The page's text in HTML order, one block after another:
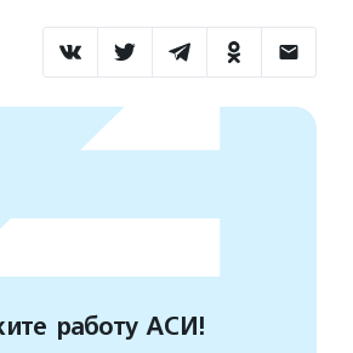
работу АСИ!